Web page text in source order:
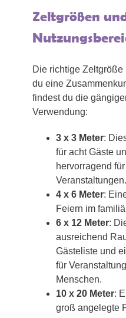
Zeltgrößen
Die richtige
du eine
findest du die
Verwendung:
3 x 3 Meter:
für acht Gäste
hervorragend
Veranstaltungen.
4 x 6 Meter:
Feiern im
6 x 12 Meter:
ausreichend
Gästeliste und
für
Menschen.
10 x 20 Meter:
groß angelegte